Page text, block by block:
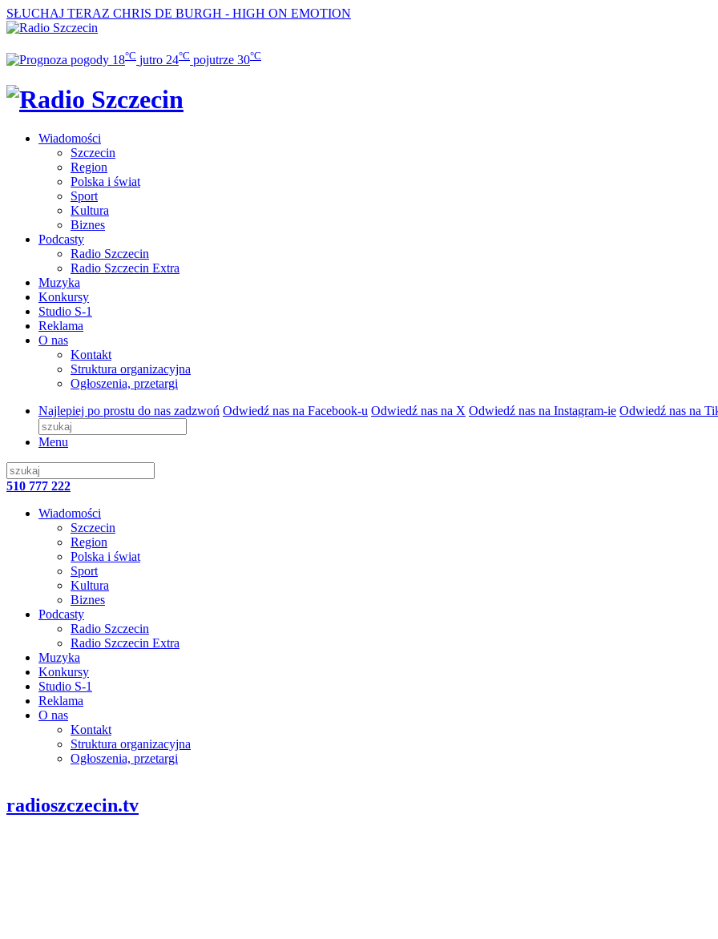
SŁUCHAJ TERAZ CHRIS DE BURGH - HIGH ON EMOTION
18°C jutro 24°C pojutrze 30°C
Wiadomości
Szczecin
Region
Polska i świat
Sport
Kultura
Biznes
Podcasty
Radio Szczecin
Radio Szczecin Extra
Muzyka
Konkursy
Studio S-1
Reklama
O nas
Kontakt
Struktura organizacyjna
Ogłoszenia, przetargi
Najlepiej po prostu do nas zadzwoń Odwiedź nas na Facebook-u Odwiedź nas na X Odwiedź nas na Instagram-ie Odwiedź nas na
Menu
510 777 222
Wiadomości
Szczecin
Region
Polska i świat
Sport
Kultura
Biznes
Podcasty
Radio Szczecin
Radio Szczecin Extra
Muzyka
Konkursy
Studio S-1
Reklama
O nas
Kontakt
Struktura organizacyjna
Ogłoszenia, przetargi
radioszczecin.tv